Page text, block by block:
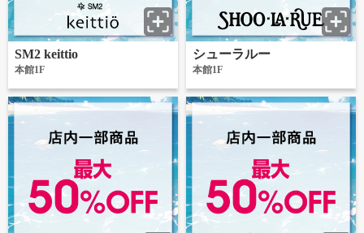
SM2 keittio
本館1F
シューラルー
本館1F